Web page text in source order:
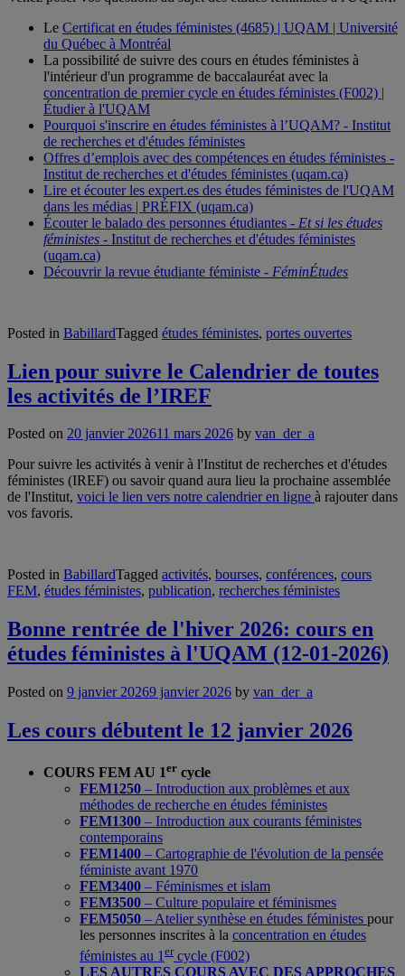
Le Certificat en études féministes (4685) | UQAM | Université
du Québec à Montréal
La possibilité de suivre des cours en études féministes à
l'intérieur d'un programme de baccalauréat avec la
concentration de premier cycle en études féministes (F002) |
Étudier à l'UQAM
Pourquoi s'inscrire en études féministes à l’UQAM? - Institut
de recherches et d'études féministes
Offres d’emplois avec des compétences en études féministes -
Institut de recherches et d'études féministes (uqam.ca)
Lire et écouter les expert.es des études féministes de l'UQAM
dans les médias | PRÉFIX (uqam.ca)
Écouter le balado des personnes étudiantes - Et si les études
féministes - Institut de recherches et d'études féministes
(uqam.ca)
Découvrir la revue étudiante féministe - FéminÉtudes
Posted in BabillardTagged études féministes, portes ouvertes
Lien pour suivre le Calendrier de toutes
les activités de l’IREF
Posted on 20 janvier 202611 mars 2026 by van_der_a
Pour suivre les activités à venir à l'Institut de recherches et d'études
féministes (IREF) ou savoir quand aura lieu la prochaine assemblée
de l'Institut, voici le lien vers notre calendrier en ligne à rajouter dans
vos favoris.
Posted in BabillardTagged activités, bourses, conférences, cours
FEM, études féministes, publication, recherches féministes
Bonne rentrée de l'hiver 2026: cours en
études féministes à l'UQAM (12-01-2026)
Posted on 9 janvier 20269 janvier 2026 by van_der_a
Les cours débutent le 12 janvier 2026
COURS FEM AU 1er cycle
FEM1250 – Introduction aux problèmes et aux
méthodes de recherche en études féministes
FEM1300 – Introduction aux courants féministes
contemporains
FEM1400 – Cartographie de l'évolution de la pensée
féministe avant 1970
FEM3400 – Féminismes et islam
FEM3500 – Culture populaire et féminismes
FEM5050 – Atelier synthèse en études féministes pour
les personnes inscrites à la concentration en études
féministes au 1 ercycle (F002)
LES AUTRES COURS AVEC DES APPROCHES